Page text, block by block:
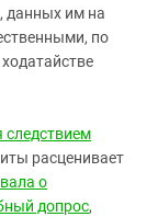
данных им на
по
следствием
расценивает
о
допрос,